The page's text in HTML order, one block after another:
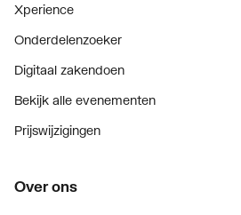
Xperience
Onderdelenzoeker
Digitaal zakendoen
Bekijk alle evenementen
Prijswijzigingen
Over ons